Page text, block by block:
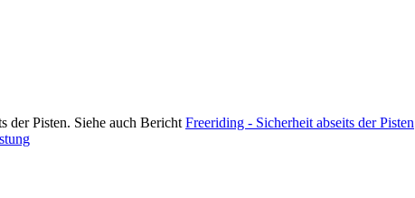
der Pisten. Siehe auch BerichtFreeriding - Sicherheit abseits der Pisten